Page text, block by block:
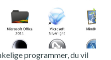
programmer, du vil